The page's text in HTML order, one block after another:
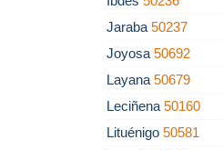
Jaraba 50237
Joyosa 50692
Layana 50679
Leciñena 50160
Lituénigo 50581